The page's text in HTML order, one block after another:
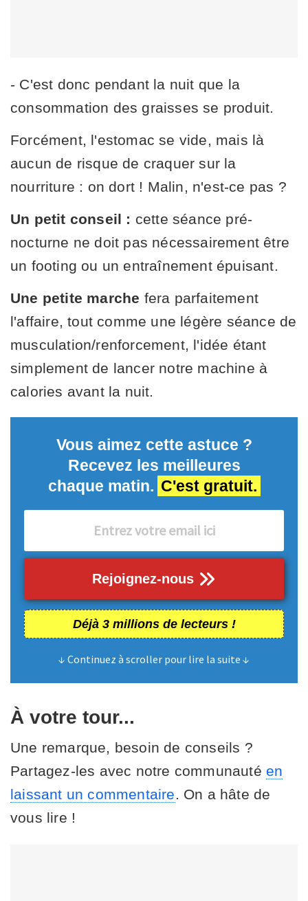
- C'est donc pendant la nuit que la
consommation des graisses se produit.
Forcément, l'estomac se vide, mais là
aucun de risque de craquer sur la
nourriture : on dort ! Malin, n'est-ce pas ?
Un petit conseil : cette séance pré-
nocturne ne doit pas nécessairement être
un footing ou un entraînement épuisant.
Une petite marche fera parfaitement
l'affaire, tout comme une légère séance de
musculation/renforcement, l'idée étant
simplement de lancer notre machine à
calories avant la nuit.
Vous aimez cette astuce ?
Recevez les meilleures
chaque matin. C'est gratuit.
Rejoignez-nous
Déjà 3 millions de lecteurs !
↓ Continuez à scroller pour lire la suite ↓
À votre tour...
Une remarque, besoin de conseils ?
Partagez-les avec notre communauté en
laissant un commentaire . On a hâte de
vous lire !